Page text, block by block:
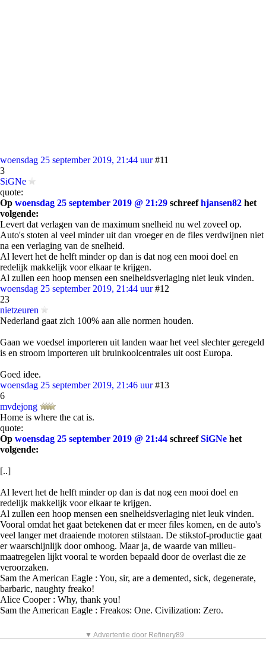
woensdag 25 september 2019, 21:44 uur #11
3
SiGNe
quote:
Op woensdag 25 september 2019 @ 21:29 schreefhjansen82 het
volgende:
Levert dat verlagen van de maximum snelheid nu wel zoveel op.
Auto's stoten al veel minder uit dan vroeger en de files verdwijnen niet
na een verlaging van de snelheid.
Al levert het de helft minder op dan is dat nog een mooi doel en
redelijk makkelijk voor elkaar te krijgen.
Al zullen een hoop mensen een snelheidsverlaging niet leuk vinden.
woensdag 25 september 2019, 21:44 uur #12
23
nietzeuren
Nederland gaat zich 100% aan alle normen houden.
Gaan we voedsel importeren uit landen waar het veel slechter geregeld
is en stroom importeren uit bruinkoolcentrales uit oost Europa.
Goed idee.
woensdag 25 september 2019, 21:46 uur #13
6
mvdejong
Home is where the cat is.
quote:
Op woensdag 25 september 2019 @ 21:44 schreefSiGNe het
volgende:
[..]
Al levert het de helft minder op dan is dat nog een mooi doel en
redelijk makkelijk voor elkaar te krijgen.
Al zullen een hoop mensen een snelheidsverlaging niet leuk vinden.
Vooral omdat het gaat betekenen dat er meer files komen, en de auto's
veel langer met draaiende motoren stilstaan. De stikstof-productie gaat
er waarschijnlijk door omhoog. Maar ja, de waarde van milieu-
maatregelen lijkt vooral te worden bepaald door de overlast die ze
veroorzaken.
Sam the American Eagle : You, sir, are a demented, sick, degenerate,
barbaric, naughty freako!
Alice Cooper : Why, thank you!
Sam the American Eagle : Freakos: One. Civilization: Zero.
▼ Advertentie door Refinery89